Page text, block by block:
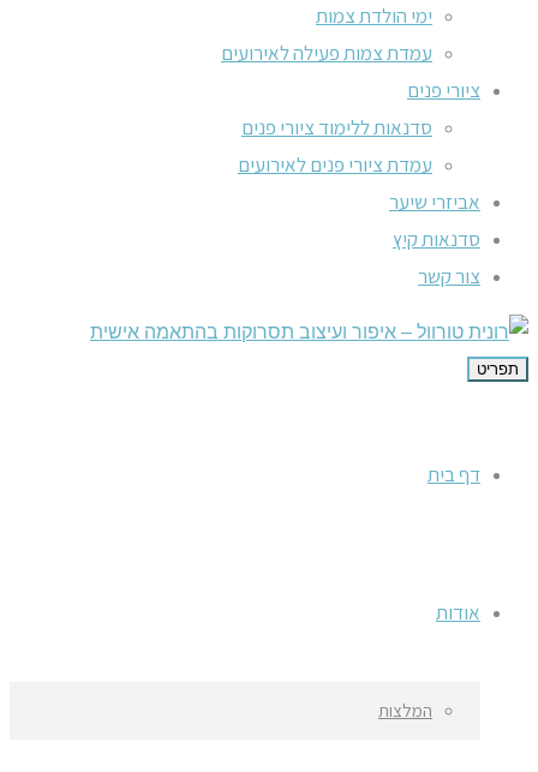
ימי הולדת צמות
עמדת צמות פעילה לאירועים
ציורי פנים
סדנאות ללימוד ציורי פנים
עמדת ציורי פנים לאירועים
אביזרי שיער
סדנאות קיץ
צור קשר
תפריט
דף בית
אודות
המלצות